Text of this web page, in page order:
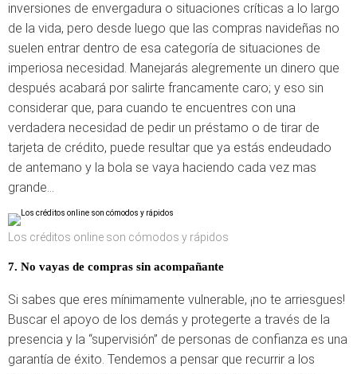
inversiones de envergadura o situaciones críticas a lo largo
de la vida, pero desde luego que las compras navideñas no
suelen entrar dentro de esa categoría de situaciones de
imperiosa necesidad. Manejarás alegremente un dinero que
después acabará por salirte francamente caro; y eso sin
considerar que, para cuando te encuentres con una
verdadera necesidad de pedir un préstamo o de tirar de
tarjeta de crédito, puede resultar que ya estás endeudado
de antemano y la bola se vaya haciendo cada vez mas
grande…
Los créditos online son cómodos y rápidos
7. No vayas de compras sin acompañante
Si sabes que eres mínimamente vulnerable, ¡no te arriesgues!
Buscar el apoyo de los demás y protegerte a través de la
presencia y la “supervisión” de personas de confianza es una
garantía de éxito. Tendemos a pensar que recurrir a los